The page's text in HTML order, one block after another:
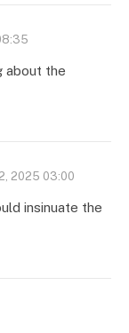
about the
2025 03:00
insinuate the